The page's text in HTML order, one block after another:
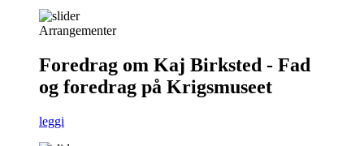
Arrangementer
Foredrag om Kaj Birksted - Fad
og foredrag på Krigsmuseet
leggi